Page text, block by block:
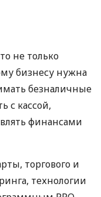
не только
бизнесу нужна
безналичные
с кассой,
финансами
торгового и
технологии